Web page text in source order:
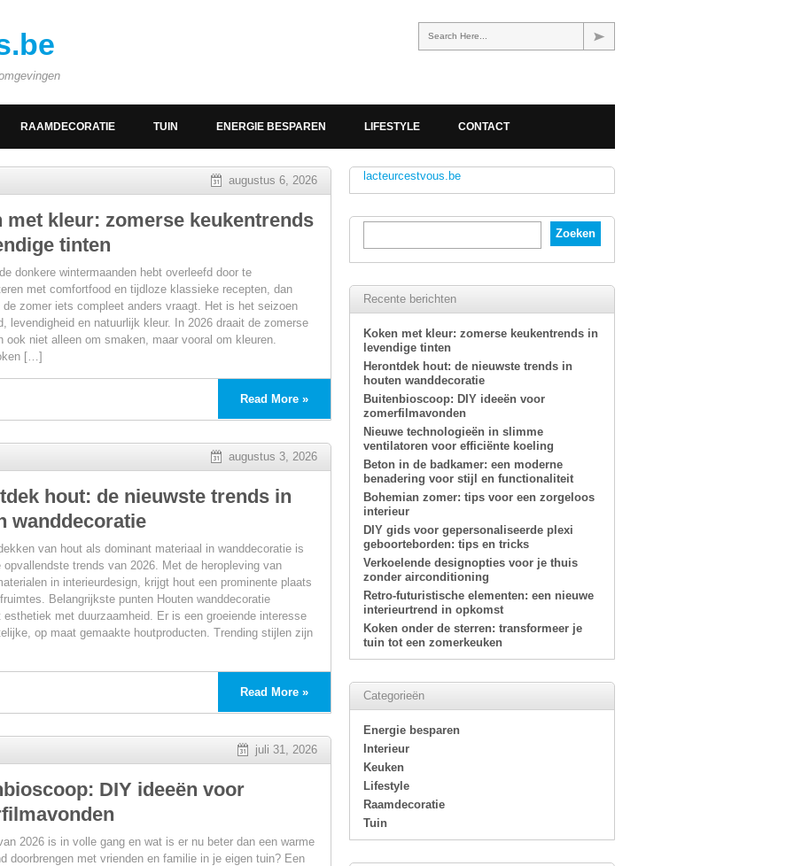
Search Here...
RAAMDECORATIE TUIN ENERGIE BESPAREN LIFESTYLE CONTACT
augustus 6, 2026
met kleur: zomerse keukentrends
tinten
donkere wintermaanden hebt overleefd door te
met comfortfood en tijdloze klassieke recepten, dan
de zomer iets compleet anders vraagt. Het is het seizoen
levendigheid en natuurlijk kleur. In 2026 draait de zomerse
ook niet alleen om smaken, maar vooral om kleuren.
[…]
Read More »
augustus 3, 2026
hout: de nieuwste trends in
wanddecoratie
van hout als dominant materiaal in wanddecoratie is
opvallendste trends van 2026. Met de heropleving van
in interieurdesign, krijgt hout een prominente plaats
Belangrijkste punten Houten wanddecoratie
esthetiek met duurzaamheid. Er is een groeiende interesse
op maat gemaakte houtproducten. Trending stijlen zijn
Read More »
juli 31, 2026
DIY ideeën voor
2026 is in volle gang en wat is er nu beter dan een warme
doorbrengen met vrienden en familie in je eigen tuin? Een
lacteurcestvous.be
Recente berichten
Koken met kleur: zomerse keukentrends in
levendige tinten
Herontdek hout: de nieuwste trends in
houten wanddecoratie
Buitenbioscoop: DIY ideeën voor
zomerfilmavonden
Nieuwe technologieën in slimme
ventilatoren voor efficiënte koeling
Beton in de badkamer: een moderne
benadering voor stijl en functionaliteit
Bohemian zomer: tips voor een zorgeloos
interieur
DIY gids voor gepersonaliseerde plexi
geboorteborden: tips en tricks
Verkoelende designopties voor je thuis
zonder airconditioning
Retro-futuristische elementen: een nieuwe
interieurtrend in opkomst
Koken onder de sterren: transformeer je
tuin tot een zomerkeuken
Categorieën
Energie besparen
Interieur
Keuken
Lifestyle
Raamdecoratie
Tuin